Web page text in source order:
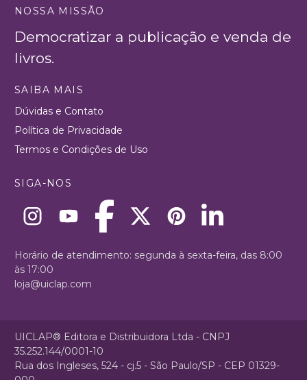
NOSSA MISSÃO
Democratizar a publicação e venda de
livros.
SAIBA MAIS
Dúvidas e Contato
Política de Privacidade
Termos e Condições de Uso
SIGA-NOS
Horário de atendimento: segunda à sexta-feira, das 8:00
às 17:00
loja@uiclap.com
UICLAP® Editora e Distribuidora Ltda - CNPJ
35.252.144/0001-10
Rua dos Ingleses, 524 - cj.5 - São Paulo/SP - CEP 01329-